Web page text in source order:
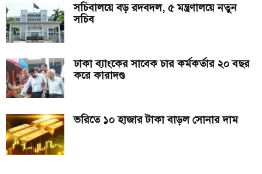
সচিবালয়ে বড় রদবদল, ৫ মন্ত্রণালয়ে নতুন
সচিব
ঢাকা ব্যাংকের সাবেক চার কর্মকর্তার ২০ বছর
করে কারাদণ্ড
ভরিতে ১০ হাজার টাকা বাড়ল সোনার দাম